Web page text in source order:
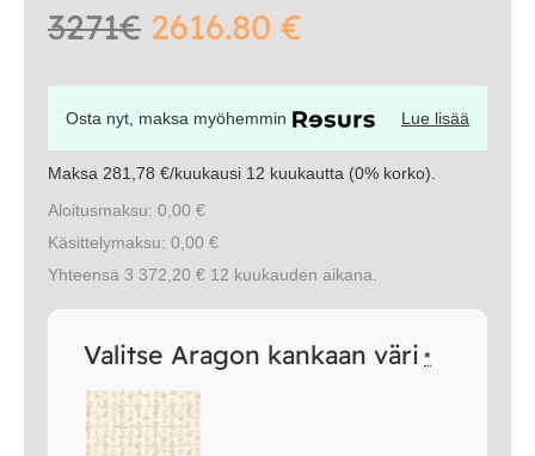
3271€ 2616.80 €
Osta nyt, maksa myöhemmin Lue lisää
Maksa 281,78 €/kuukausi 12 kuukautta (0% korko).
Aloitusmaksu: 0,00 €
Käsittelymaksu: 0,00 €
Yhteensä 3 372,20 € 12 kuukauden aikana.
Valitse Aragon kankaan väri *